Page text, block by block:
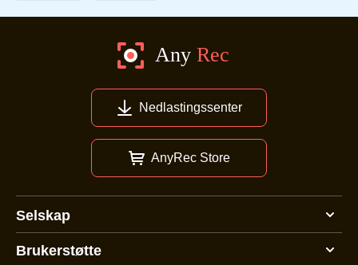
Nedlastingssenter
AnyRec Store
Selskap
Brukerstøtte